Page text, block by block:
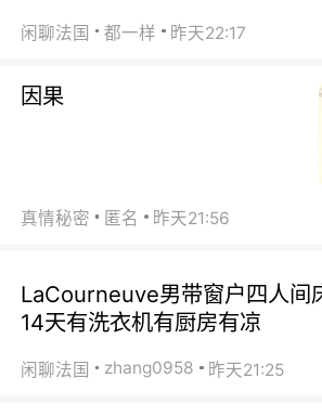
闲聊法国 都一样 昨天22:17
因果
真情秘密 匿名 昨天21:56
LaCourneuve男带窗户四人间
14天有洗衣机有厨房有凉
闲聊法国 zhang0958 昨天21:25